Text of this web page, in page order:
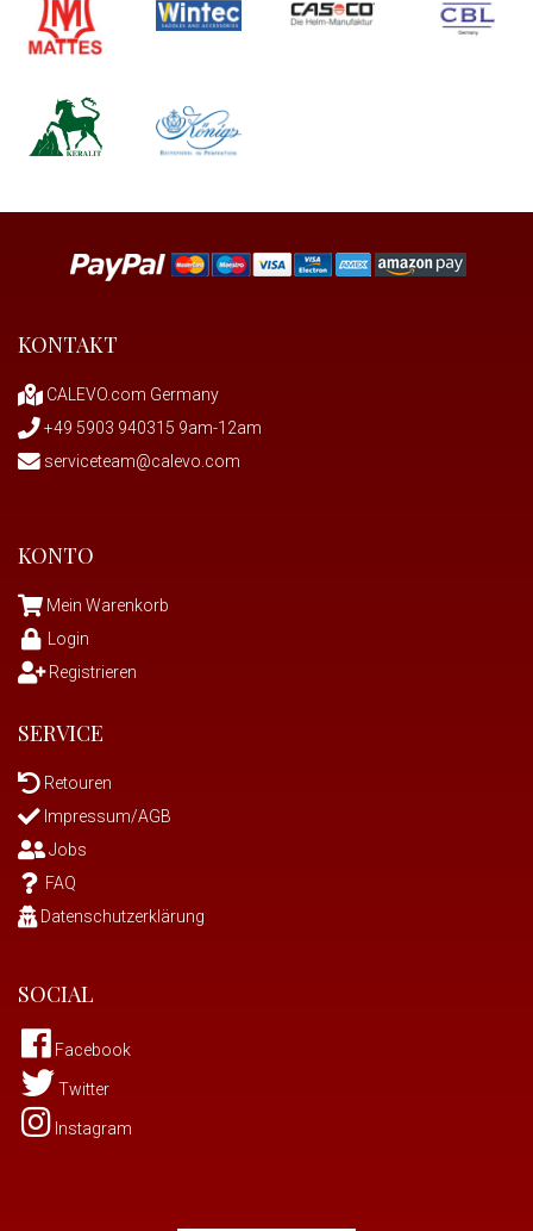
KONTAKT
CALEVO.com Germany
+49 5903 940315 9am-12am
serviceteam@calevo.com
KONTO
Mein Warenkorb
Login
Registrieren
SERVICE
Retouren
Impressum/AGB
Jobs
FAQ
Datenschutzerklärung
SOCIAL
Facebook
Twitter
Instagram